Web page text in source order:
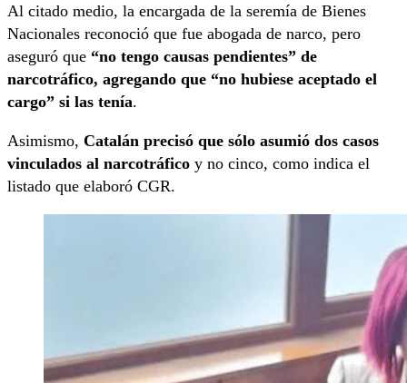
Al citado medio, la encargada de la seremía de Bienes
Nacionales reconoció que fue abogada de narco, pero
aseguró que “no tengo causas pendientes” de
narcotráfico, agregando que “no hubiese aceptado el
cargo” si las tenía.
Asimismo, Catalán precisó que sólo asumió dos casos
vinculados al narcotráfico y no cinco, como indica el
listado que elaboró CGR.